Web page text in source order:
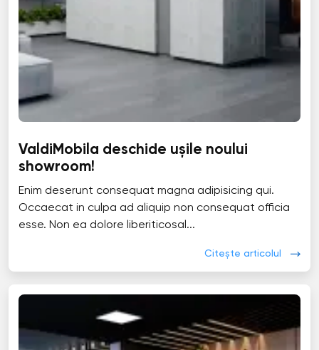
ValdiMobila deschide ușile noului
showroom!
Enim deserunt consequat magna adipisicing qui.
Occaecat in culpa ad aliquip non consequat officia
esse. Non ea dolore liberiticosal...
Citește articolul